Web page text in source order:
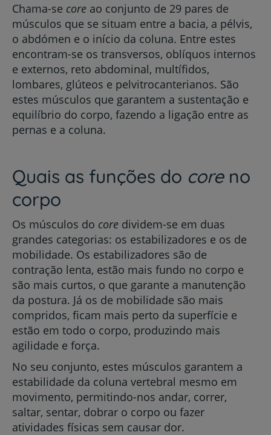
Chama-se core ao conjunto de 29 pares de
músculos que se situam entre a bacia, a pélvis,
o abdómen e o início da coluna. Entre estes
encontram-se os transversos, oblíquos internos
e externos, reto abdominal, multífidos,
lombares, glúteos e pelvitrocanterianos. São
estes músculos que garantem a sustentação e
equilíbrio do corpo, fazendo a ligação entre as
pernas e a coluna.
Quais as funções do coreno
corpo
Os músculos do core dividem-se em duas
grandes categorias: os estabilizadores e os de
mobilidade. Os estabilizadores são de
contração lenta, estão mais fundo no corpo e
são mais curtos, o que garante a manutenção
da postura. Já os de mobilidade são mais
compridos, ficam mais perto da superfície e
estão em todo o corpo, produzindo mais
agilidade e força.
No seu conjunto, estes músculos garantem a
estabilidade da coluna vertebral mesmo em
movimento, permitindo-nos andar, correr,
saltar, sentar, dobrar o corpo ou fazer
atividades físicas sem causar dor.